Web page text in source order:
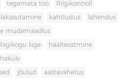
tegemata töö Riigikontroll
kahtlustus lahendus
mudamaadlus
liige häälteostmine
jõulud aastavahetus